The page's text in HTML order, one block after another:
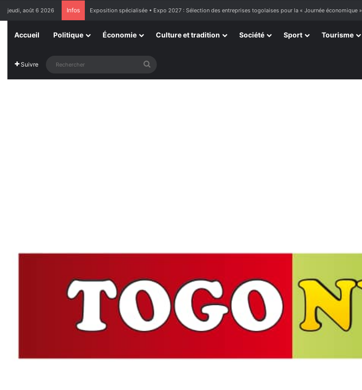
jeudi, août 6 2026 Infos Exposition spécialisée • Expo 2027 : Sélection des entreprises togolaises pour la « Journée économique »
Accueil Politique Économie Culture et tradition Société Sport Tourisme
Suivre